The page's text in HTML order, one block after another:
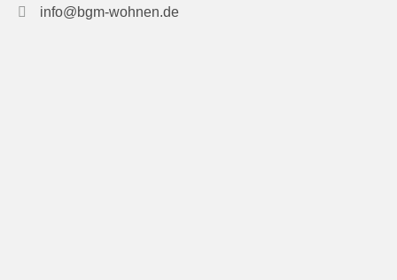
info@bgm-wohnen.de